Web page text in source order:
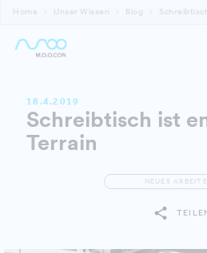
Home Unser Wissen Blog
18.4.2019
Schreibtisch ist
Terrain
NEUES